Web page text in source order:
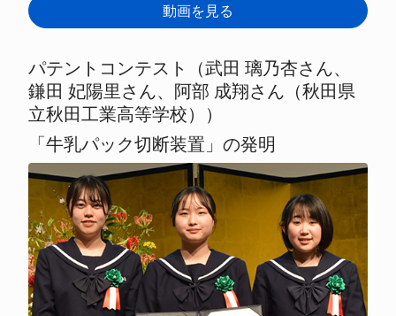
動画を見る
パテントコンテスト（武田 璃乃杏さん、
鎌田 妃陽里さん、阿部 成翔さん（秋田県
立秋田工業高等学校））
「牛乳パック切断装置」の発明